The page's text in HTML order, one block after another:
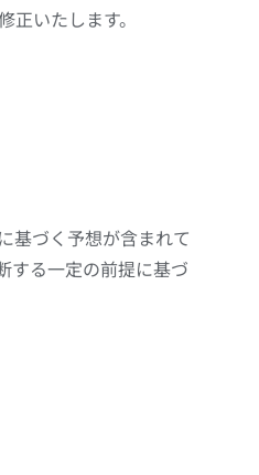
いたします。
基づく予想が含まれて
する一定の前提に基づ